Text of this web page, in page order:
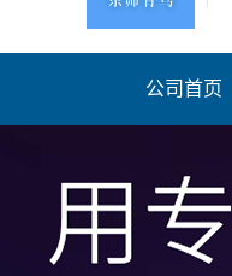
公司首页